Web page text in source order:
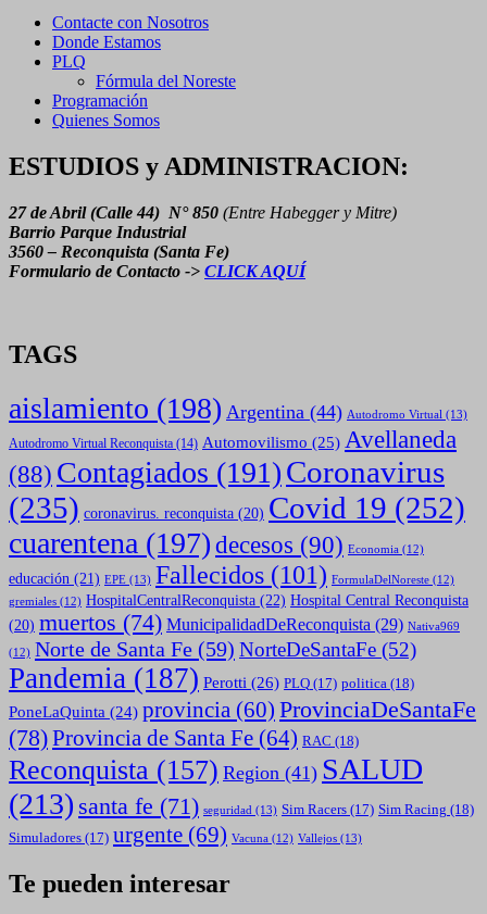
LOS
FALLECIDOS
EN
LA
PROVINCIA
DE
FE
Contacte con Nosotros
Donde Estamos
PLQ
Fórmula del Noreste
Programación
Quienes Somos
ESTUDIOS y ADMINISTRACION:
27 de Abril (Calle 44) N° 850 (Entre Habegger y Mitre)
Barrio Parque Industrial
3560 – Reconquista (Santa Fe)
Formulario de Contacto -> CLICK AQUÍ
TAGS
aislamiento (198) Argentina (44) Autodromo Virtual (13)
Autodromo Virtual Reconquista (14) Automovilismo (25) Avellaneda
(88) Contagiados (191)Coronavirus
(235) coronavirus. reconquista (20) Covid 19 (252)
cuarentena (197) decesos (90) Economia (12)
educación (21) EPE (13) Fallecidos (101) FormulaDelNoreste (12)
gremiales (12) HospitalCentralReconquista (22) Hospital Central Reconquista
(20) muertos (74) MunicipalidadDeReconquista (29) Nativa969
(12) Norte de Santa Fe (59) NorteDeSantaFe (52)
Pandemia (187) Perotti (26) PLQ (17) politica (18)
PoneLaQuinta (24) provincia (60) ProvinciaDeSantaFe
(78)Provincia de Santa Fe (64) RAC (18)
Reconquista (157) Region (41) SALUD
(213) santa fe (71) seguridad (13) Sim Racers (17) Sim Racing (18)
Simuladores (17) urgente (69) Vacuna (12) Vallejos (13)
Te pueden interesar